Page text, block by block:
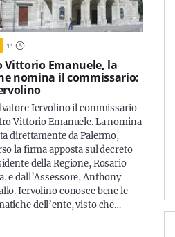
1'
Vittorio Emanuele, la
nomina il commissario:
Iervolino il commissario
Vittorio Emanuele. La nomina
direttamente da Palermo,
la firma apposta sul decreto
della Regione, Rosario
e dall’Assessore, Anthony
Iervolino conosce bene le
dell’ente, visto che…